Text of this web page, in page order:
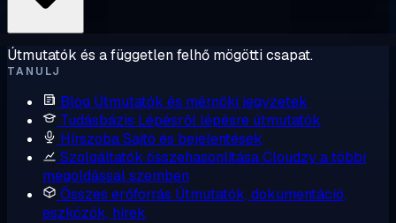
Útmutatók és a független felhő mögötti csapat.
TANULJ
Blog Útmutatók és mérnöki jegyzetek
Tudásbázis Lépésről lépésre útmutatók
HírszobaSajtó és bejelentések
Szolgáltatók összehasonlításaCloudzy a többi
megoldással szemben
Összes erőforrás Útmutatók, dokumentáció,
eszközök, hírek